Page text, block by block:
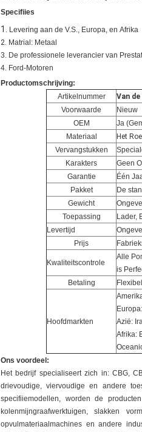
Specifiies
1. Levering aan de V.S., Europa, en Afrika
2. Matrial: Metaal
3. De professionele leverancier van
4. Ford-Motoren
Productomschrijving:
Artikelnummer
Van
Voorwaarde
Nieuw
OEM
Ja
Materiaal
Het
Vervangstukken
Karakters
Geen
Garantie
Één
Pakket
De
Gewicht
Toepassing
Lader,
Levertijd
Prijs
Kwaliteitscontrole
Alle
is
Betaling
Hoofdmarkten
Azië:
Afrika:
Ons voordeel:
Het bedrijf specialiseert zich in: CBG,
drievoudige, viervoudige en andere
specifiiemodellen, worden de
kolenmijngraafwerktuigen, slakken
opvulmateriaalmachines en andere